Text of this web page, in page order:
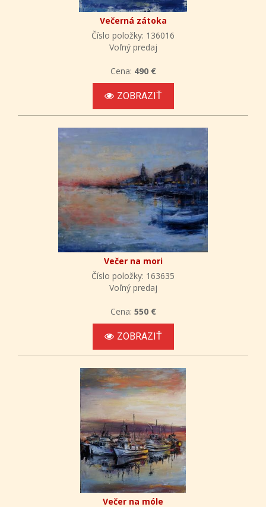
Večerná zátoka
Číslo položky: 136016
Voľný predaj
Cena: 490 €
ZOBRAZIŤ
Večer na mori
Číslo položky: 163635
Voľný predaj
Cena: 550 €
ZOBRAZIŤ
Večer na móle